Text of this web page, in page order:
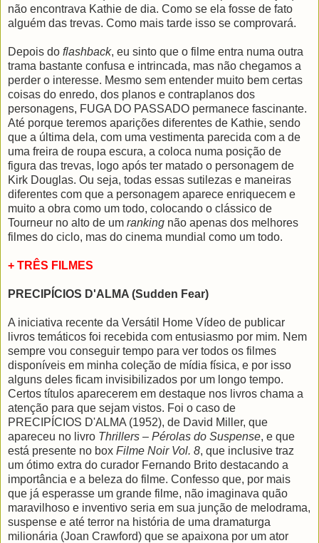
não encontrava Kathie de dia. Como se ela fosse de fato
alguém das trevas. Como mais tarde isso se comprovará.
Depois do flashback, eu sinto que o filme entra numa outra
trama bastante confusa e intrincada, mas não chegamos a
perder o interesse. Mesmo sem entender muito bem certas
coisas do enredo, dos planos e contraplanos dos
personagens, FUGA DO PASSADO permanece fascinante.
Até porque teremos aparições diferentes de Kathie, sendo
que a última dela, com uma vestimenta parecida com a de
uma freira de roupa escura, a coloca numa posição de
figura das trevas, logo após ter matado o personagem de
Kirk Douglas. Ou seja, todas essas sutilezas e maneiras
diferentes com que a personagem aparece enriquecem e
muito a obra como um todo, colocando o clássico de
Tourneur no alto de um ranking não apenas dos melhores
filmes do ciclo, mas do cinema mundial como um todo.
+ TRÊS FILMES
PRECIPÍCIOS D'ALMA (Sudden Fear)
A iniciativa recente da Versátil Home Vídeo de publicar
livros temáticos foi recebida com entusiasmo por mim. Nem
sempre vou conseguir tempo para ver todos os filmes
disponíveis em minha coleção de mídia física, e por isso
alguns deles ficam invisibilizados por um longo tempo.
Certos títulos aparecerem em destaque nos livros chama a
atenção para que sejam vistos. Foi o caso de
PRECIPÍCIOS D'ALMA (1952), de David Miller, que
apareceu no livro Thrillers – Pérolas do Suspense, e que
está presente no box Filme Noir Vol. 8, que inclusive traz
um ótimo extra do curador Fernando Brito destacando a
importância e a beleza do filme. Confesso que, por mais
que já esperasse um grande filme, não imaginava quão
maravilhoso e inventivo seria em sua junção de melodrama,
suspense e até terror na história de uma dramaturga
milionária (Joan Crawford) que se apaixona por um ator